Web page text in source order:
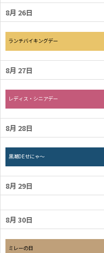
8月 26
水曜日, 8月 26th 2026
ランチバイキングデー
8月 27
木曜日, 8月 27th 2026
レディス・シニアデー
8月 28
金曜日, 8月 28th 2026
黒潮DEせにゃ～
8月 29
8月 30
日曜日, 8月 30th 2026
ミレーの日